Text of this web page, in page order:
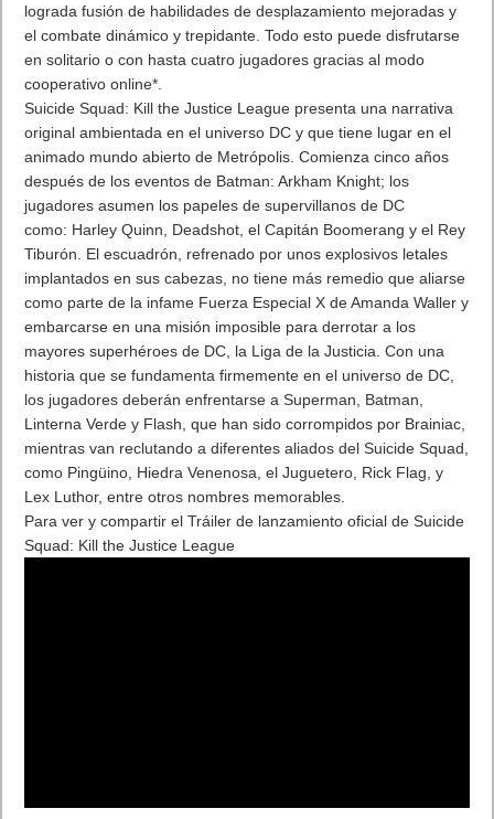
lograda fusión de habilidades de desplazamiento mejoradas y
el combate dinámico y trepidante. Todo esto puede disfrutarse
en solitario o con hasta cuatro jugadores gracias al modo
cooperativo online*.
Suicide Squad: Kill the Justice League presenta una narrativa
original ambientada en el universo DC y que tiene lugar en el
animado mundo abierto de Metrópolis. Comienza cinco años
después de los eventos de Batman: Arkham Knight; los
jugadores asumen los papeles de supervillanos de DC
como: Harley Quinn, Deadshot, el Capitán Boomerang y el Rey
Tiburón. El escuadrón, refrenado por unos explosivos letales
implantados en sus cabezas, no tiene más remedio que aliarse
como parte de la infame Fuerza Especial X de Amanda Waller y
embarcarse en una misión imposible para derrotar a los
mayores superhéroes de DC, la Liga de la Justicia. Con una
historia que se fundamenta firmemente en el universo de DC,
los jugadores deberán enfrentarse a Superman, Batman,
Linterna Verde y Flash, que han sido corrompidos por Brainiac,
mientras van reclutando a diferentes aliados del Suicide Squad,
como Pingüino, Hiedra Venenosa, el Juguetero, Rick Flag, y
Lex Luthor, entre otros nombres memorables.
Para ver y compartir el Tráiler de lanzamiento oficial de Suicide
Squad: Kill the Justice League